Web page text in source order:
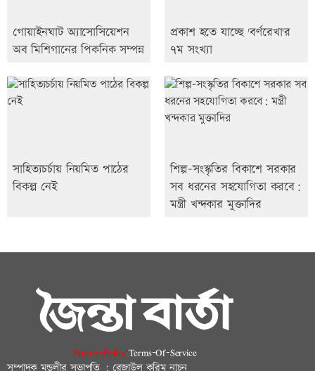
গোয়াইনঘাট অ্যাসোসিয়েশন
অব মিশিগানের পিকনিক সম্পন্ন
প্রকাশ হতে যাচ্ছে 'বর্ণরেখা'র
৭ম সংখ্যা
সাহিত্যচর্চায় নিয়মিত পাঠের
বিকল্প নেই
শিল্প-সংস্কৃতির বিকাশে সরকার
সব ধরনের সহযোগিতা করবে:
মন্ত্রী খন্দকার মুক্তাদির
Privacy-Policy Terms-Of-Service
সম্পাদক মন্ডলীর সভাপতি : রেজাউল করিম নাচন